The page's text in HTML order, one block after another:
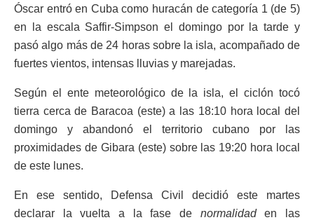
Óscar entró en Cuba como huracán de categoría 1 (de 5)
en la escala Saffir-Simpson el domingo por la tarde y
pasó algo más de 24 horas sobre la isla, acompañado de
fuertes vientos, intensas lluvias y marejadas.
Según el ente meteorológico de la isla, el ciclón tocó
tierra cerca de Baracoa (este) a las 18:10 hora local del
domingo y abandonó el territorio cubano por las
proximidades de Gibara (este) sobre las 19:20 hora local
de este lunes.
En ese sentido, Defensa Civil decidió este martes
declarar la vuelta a la fase de normalidaden las